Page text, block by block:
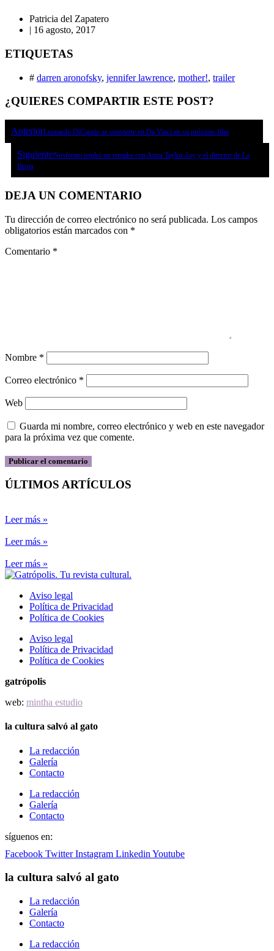
Patricia del Zapatero
| 16 agosto, 2017
ETIQUETAS
# darren aronofsky, jennifer lawrence, mother!, trailer
¿QUIERES COMPARTIR ESTE POST?
AnteriorLeonardo DiCaprio se convierte en Da Vinci en su próximo film
SiguienteNosferatu tendrá un remake con Anna Taylor-Joy y el director de La
Bruja
DEJA UN COMENTARIO
Tu dirección de correo electrónico no será publicada. Los campos
obligatorios están marcados con *
Comentario *
Nombre *
Correo electrónico *
Web
Guarda mi nombre, correo electrónico y web en este navegador
para la próxima vez que comente.
ÚLTIMOS ARTÍCULOS
Leer más »
Leer más »
Leer más »
Aviso legal
Política de Privacidad
Política de Cookies
Aviso legal
Política de Privacidad
Política de Cookies
gatrópolis
web: mintha estudio
la cultura salvó al gato
La redacción
Galería
Contacto
La redacción
Galería
Contacto
síguenos en:
Facebook Twitter Instagram Linkedin Youtube
la cultura salvó al gato
La redacción
Galería
Contacto
La redacción